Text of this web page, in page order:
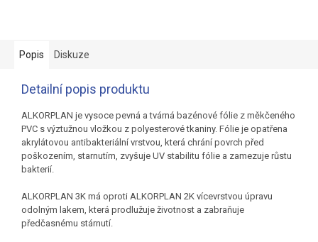
Popis Diskuze
Detailní popis produktu
ALKORPLAN je vysoce pevná a tvárná bazénové fólie z měkčeného
PVC s výztužnou vložkou z polyesterové tkaniny. Fólie je opatřena
akrylátovou antibakteriální vrstvou, která chrání povrch před
poškozením, starnutím, zvyšuje UV stabilitu fólie a zamezuje růstu
bakterií.
ALKORPLAN 3K má oproti ALKORPLAN 2K vícevrstvou úpravu
odolným lakem, která prodlužuje životnost a zabraňuje
předčasnému stárnutí.